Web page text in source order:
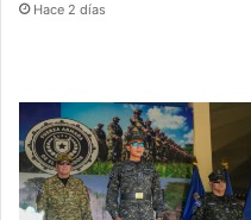
Hace 2 días